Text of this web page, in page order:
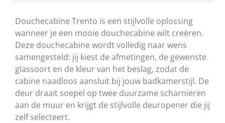
Douchecabine Trento is een stijlvolle oplossing
wanneer je een mooie douchecabine wilt creëren.
Deze douchecabine wordt volledig naar wens
samengesteld: jij kiest de afmetingen, de gewenste
glassoort en de kleur van het beslag, zodat de
cabine naadloos aansluit bij jouw badkamerstijl. De
deur draait soepel op twee duurzame scharnieren
aan de muur en krijgt de stijlvolle deuropener die jij
zelf selecteert.